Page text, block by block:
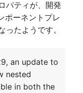
パティが、開発
ポーネントプレ
たようです。
an update to
nested
in both the